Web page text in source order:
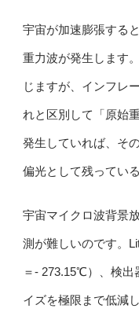
宇宙が加速膨張する
重力波が発生します
じますが、インフレ
れと区別して「原始
発生していれば、そ
偏光として残ってい
宇宙マイクロ波背景
測が難しいのです。
＝- 273.15℃）、検出
イズを極限まで低減